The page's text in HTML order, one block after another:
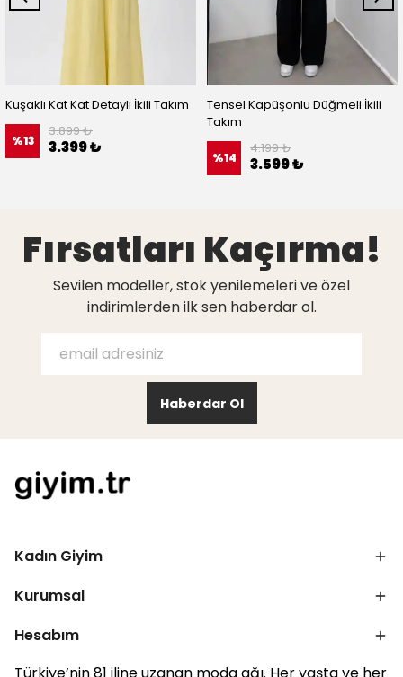
Kuşaklı Kat Kat Detaylı İkili Takım
%13
3.899 ₺
3.399 ₺
Tensel Kapüşonlu Düğmeli İkili
Takım
%14
4.199 ₺
3.599 ₺
Fırsatları Kaçırma!
Sevilen modeller, stok yenilemeleri ve özel
indirimlerden ilk sen haberdar ol.
Haberdar Ol
Kadın Giyim
Kurumsal
Hesabım